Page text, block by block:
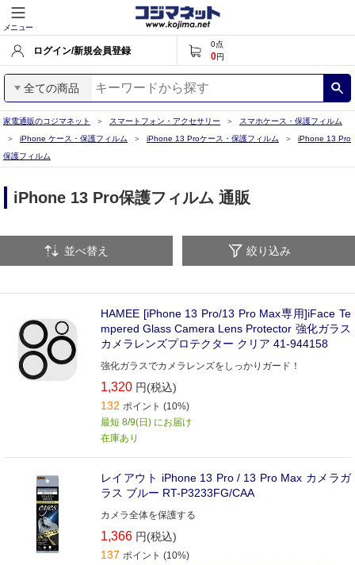
メニュー
ログイン/新規会員登録
0点
0円
全ての商品
家電通販のコジマネット スマートフォン・アクセサリー
スマホケース・保護フィルム
iPhone ケース・保護フィルム
iPhone 13 Proケース・保護フィルム
iPhone 13 Pro
保護フィルム
iPhone 13 Pro保護フィルム 通販
並べ替え 絞り込み
HAMEE [iPhone 13 Pro/13 Pro Max専用]iFace Te
mpered Glass Camera Lens Protector 強化ガラス
カメラレンズプロテクター クリア 41-944158
強化ガラスでカメラレンズをしっかりガード！
1,320 円(税込)
132 ポイント (10%)
最短 8/9(日) にお届け
在庫あり
レイアウト iPhone 13 Pro / 13 Pro Max カメラガ
ラス ブルー RT-P3233FG/CAA
カメラ全体を保護する
1,366 円(税込)
137 ポイント (10%)